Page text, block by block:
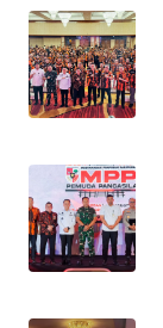
KALTIM
WN
SULSEL
WN
GORONTALO
WN
SULUT